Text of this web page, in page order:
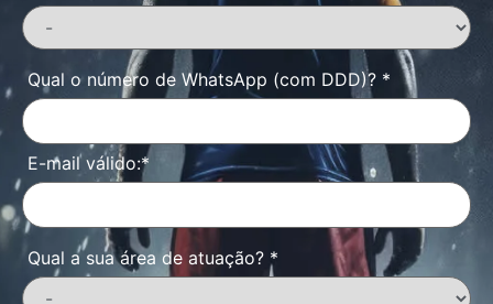
Qual o número de WhatsApp (com DDD)? *
E-mail válido:*
Qual a sua área de atuação? *